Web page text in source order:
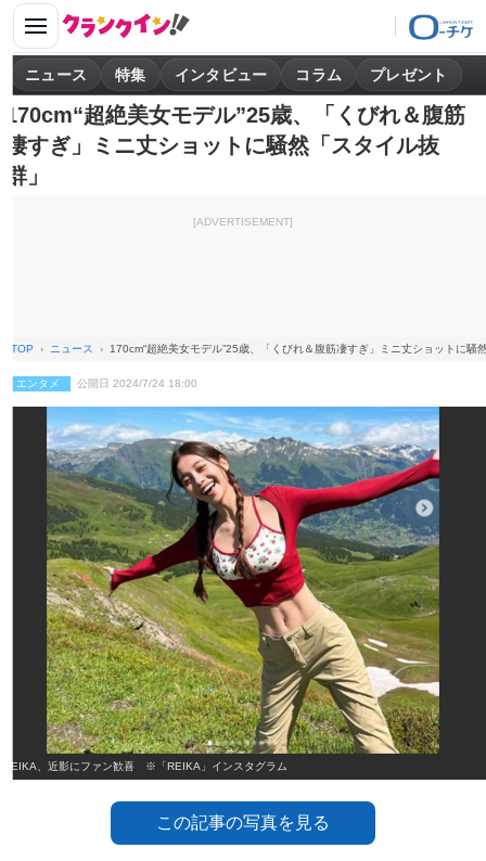
ニュース 特集 インタビュー コラム プレゼント
170cm“超絶美女モデル”25歳、「くびれ＆腹筋
凄すぎ」ミニ丈ショットに騒然「スタイル抜
群」
[ADVERTISEMENT]
TOP ニュース 170cm“超絶美女モデル”25歳、「くびれ＆腹筋凄すぎ」ミニ丈ショットに騒
エンタメ 公開日 2024/7/24 18:00
REIKA、近影にファン歓喜 ※「REIKA」インスタグラム
この記事の写真を見る